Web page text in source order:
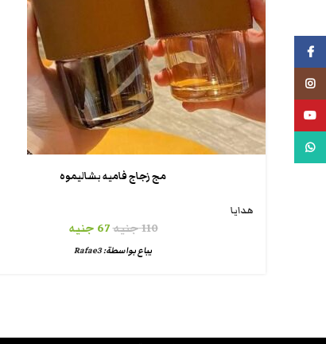
مج زجاج فاميه بشاليموه
هدايا
110جنيه67 جنيه
يباع بواسطة:Rafae3
واتس اب